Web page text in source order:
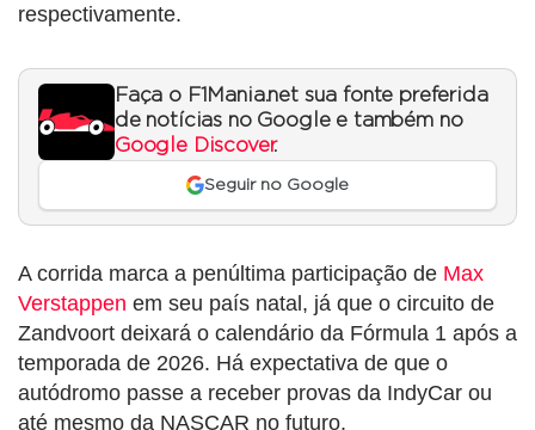
respectivamente.
Faça o F1Mania.net sua fonte preferida
de notícias no Google e também no
Google Discover.
Seguir no Google
A corrida marca a penúltima participação de Max
Verstappen em seu país natal, já que o circuito de
Zandvoort deixará o calendário da Fórmula 1 após a
temporada de 2026. Há expectativa de que o
autódromo passe a receber provas da IndyCar ou
até mesmo da NASCAR no futuro.